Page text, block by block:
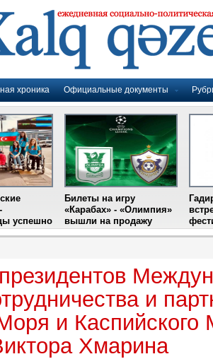
хроника Официальные документы
успешно
III
Билеты на игру
«Карабах» - «Олимпия»
вышли на продажу
и
и
Хмарина